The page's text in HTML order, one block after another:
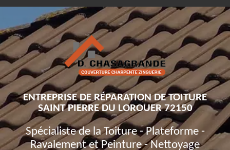
ENTREPRISE DE RÉPARATION DE TOITURE
SAINT PIERRE DU LOROUER 72150
Spécialiste de la Toiture - Plateforme -
Ravalement et Peinture - Nettoyage